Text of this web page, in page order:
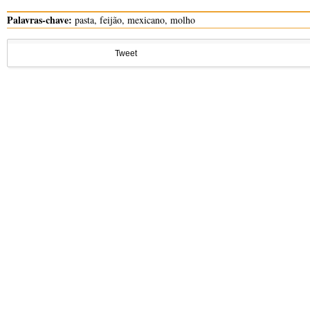
Palavras-chave: pasta, feijão, mexicano, molho
Tweet